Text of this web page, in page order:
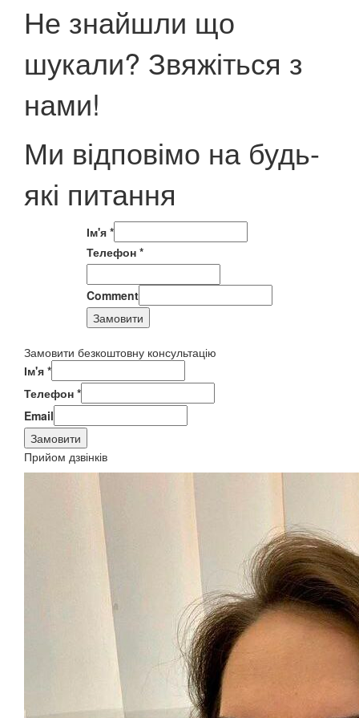
Не знайшли що
шукали? Звяжіться з
нами!
Ми відповімо на будь-
які питання
Ім'я *
Телефон *
Comment
Замовити
Замовити безкоштовну консультацію
Ім'я *
Телефон *
Email
Замовити
Прийом дзвінків